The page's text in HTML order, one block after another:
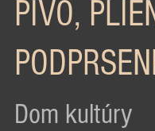
PIVO,
Dom kultúry